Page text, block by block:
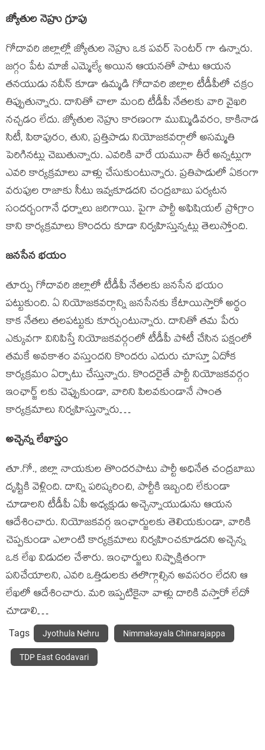
జ్యోతుల నెహ్రు గ్రూపు
గోదావరి జిల్లాల్లో జ్యోతుల నెహ్రు ఒక పవర్ సెంటర్ గా ఉన్నారు.
జగ్గం పేట మాజీ ఎమ్మెల్యే అయిన ఆయనతో పాటు ఆయన
తనయుడు నవీన్ కూడా ఉమ్మడి గోదావరి జిల్లాల టీడీపీలో చక్రం
తిప్పుతున్నారు. దానితో చాలా మంది టీడీపీ నేతలకు వారి వైఖరి
నచ్చడం లేదు. జ్యోతుల నెహ్రు కారణంగా ముమ్మిడివరం, కాకినాడ
సిటీ, పిఠాపురం, తుని, ప్రత్తిపాడు నియోజకవర్గాలో అసమ్మతి
పెరిగినట్లు చెబుతున్నారు. ఎవరికి వారే యమునా తీరే అన్నట్లుగా
ఎవరి కార్యక్రమాలు వాళ్లు చేసుకుంటున్నారు. ప్రతిపాడులో ఏకంగా
వరుపుల రాజాకు సీటు ఇవ్వకూడదని చంద్రబాబు పర్యటన
సందర్బంగానే ధర్నాలు జరిగాయి. పైగా పార్టీ అఫిషియల్ ప్రోగ్రాం
కాని కార్యక్రమాలు కొందరు కూడా నిర్వహిస్తున్నట్లు తెలుస్తోంది.
జనసేన భయం
తూర్పు గోదావరి జిల్లాలో టీడీపీ నేతలకు జనసేన భయం
పట్టుకుంది. ఏ నియోజకవర్గాన్ని జనసేనకు కేటాయిస్తారో అర్థం
కాక నేతలు తలపట్టుకు కూర్చుంటున్నారు. దానితో తమ పేరు
ఎక్కువగా వినిపిస్తే నియోజకవర్గంలో టీడీపీ పోటీ చేసిన పక్షంలో
తమకే అవకాశం వస్తుందని కొందరు ఎదురు చూస్తూ ఏదోక
కార్యక్రమం ఏర్పాటు చేస్తున్నారు. కొందరైతే పార్టీ నియోజకవర్గం
ఇంఛార్జ్ లకు చెప్పుకుండా, వారిని పిలవకుండానే సొంత
కార్యక్రమాలు నిర్వహిస్తున్నారు…
అచ్చెన్న లేఖాస్త్రం
తూ.గో., జిల్లా నాయకుల తొందరపాటు పార్టీ అధినేత చంద్రబాబు
దృష్టికి వెళ్లింది. దాన్ని పరిష్కరించి, పార్టీకి ఇబ్బంది లేకుండా
చూడాలని టీడీపీ ఏపీ అధ్యక్షుడు అచ్చెన్నాయుడును ఆయన
ఆదేశించారు. నియోజకవర్గ ఇంఛార్జులకు తెలియకుండా, వారికి
చెప్పకుండా ఎలాంటి కార్యక్రమాలు నిర్వహించకూడదని అచ్చెన్న
ఒక లేఖ విడుదల చేశారు. ఇంఛార్జులు నిష్పాక్షితంగా
పనిచేయాలని, ఎవరి ఒత్తిడులకు తలొగ్గాల్సిన అవసరం లేదని ఆ
లేఖలో ఆదేశించారు. మరి ఇప్పటికైనా వాళ్లు దారికి వస్తారో లేదో
చూడాలి…
Tags Jyothula Nehru Nimmakayala Chinarajappa
TDP East Godavari